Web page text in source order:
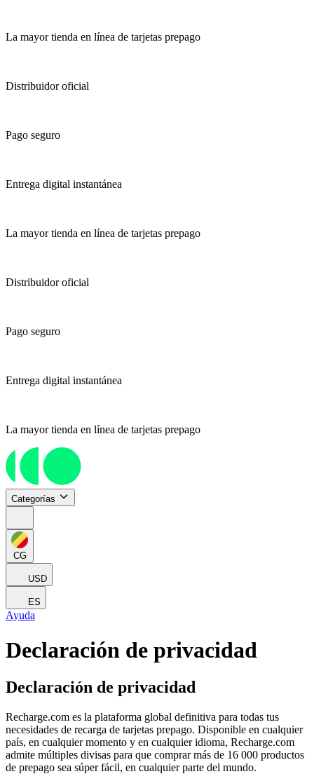
La mayor tienda en línea de tarjetas prepago
Distribuidor oficial
Pago seguro
Entrega digital instantánea
La mayor tienda en línea de tarjetas prepago
Distribuidor oficial
Pago seguro
Entrega digital instantánea
La mayor tienda en línea de tarjetas prepago
Categorías
CG
USD
ES
Ayuda
Declaración de privacidad
Declaración de privacidad
Recharge.com es la plataforma global definitiva para todas tus
necesidades de recarga de tarjetas prepago. Disponible en cualquier
país, en cualquier momento y en cualquier idioma, Recharge.com
admite múltiples divisas para que comprar más de 16 000 productos
de prepago sea súper fácil, en cualquier parte del mundo.